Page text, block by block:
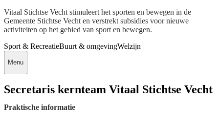
Vitaal Stichtse Vecht stimuleert het sporten en bewegen in de
Gemeente Stichtse Vecht en verstrekt subsidies voor nieuwe
activiteiten op het gebied van sport en bewegen.
Sport & RecreatieBuurt & omgevingWelzijn
Menu
Secretaris kernteam Vitaal Stichtse Vecht
Praktische informatie